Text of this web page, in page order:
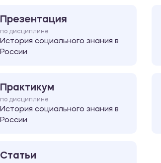
Презентация
по дисциплине
История социального знания в
России
Практикум
по дисциплине
История социального знания в
России
Статьи